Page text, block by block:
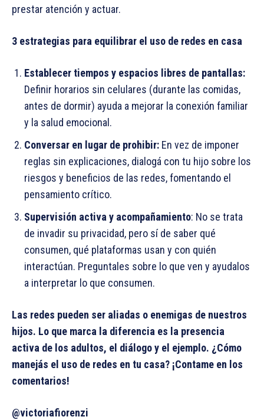
prestar atención y actuar.
3 estrategias para equilibrar el uso de redes en casa
Establecer tiempos y espacios libres de pantallas:
Definir horarios sin celulares (durante las comidas,
antes de dormir) ayuda a mejorar la conexión familiar
y la salud emocional.
Conversar en lugar de prohibir: En vez de imponer
reglas sin explicaciones, dialogá con tu hijo sobre los
riesgos y beneficios de las redes, fomentando el
pensamiento crítico.
Supervisión activa y acompañamiento: No se trata
de invadir su privacidad, pero sí de saber qué
consumen, qué plataformas usan y con quién
interactúan. Preguntales sobre lo que ven y ayudalos
a interpretar lo que consumen.
Las redes pueden ser aliadas o enemigas de nuestros
hijos. Lo que marca la diferencia es la presencia
activa de los adultos, el diálogo y el ejemplo. ¿Cómo
manejás el uso de redes en tu casa? ¡Contame en los
comentarios!
@victoriafiorenzi